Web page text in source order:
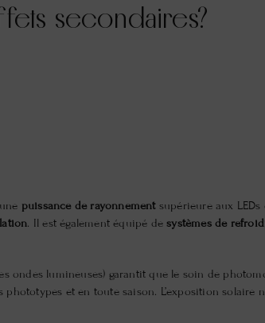
secondaires?
puissance de rayonnementsupérieure aux LEDs
. Il est également équipé desystèmes de
ondes lumineuses) garantit que le soin de
et en toute saison. L’exposition solaire